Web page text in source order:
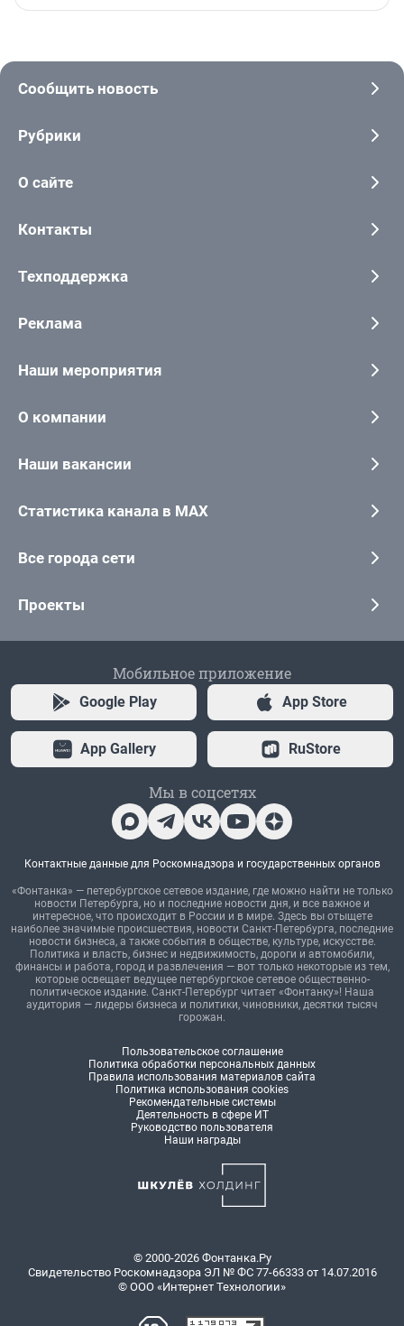
Сообщить новость
Рубрики
О сайте
Контакты
Техподдержка
Реклама
Наши мероприятия
О компании
Наши вакансии
Статистика канала в MAX
Все города сети
Проекты
Мобильное приложение
Google Play App Store
App Gallery RuStore
Мы в соцсетях
Контактные данные для Роскомнадзора и государственных органов
«Фонтанка» — петербургское сетевое издание, где можно найти не только
новости Петербурга, но и последние новости дня, и все важное и
интересное, что происходит в России и в мире. Здесь вы отыщете
наиболее значимые происшествия, новости Санкт-Петербурга, последние
новости бизнеса, а также события в обществе, культуре, искусстве.
Политика и власть, бизнес и недвижимость, дороги и автомобили,
финансы и работа, город и развлечения — вот только некоторые из тем,
которые освещает ведущее петербургское сетевое общественно-
политическое издание. Санкт-Петербург читает «Фонтанку»! Наша
аудитория — лидеры бизнеса и политики, чиновники, десятки тысяч
горожан.
Пользовательское соглашение
Политика обработки персональных данных
Правила использования материалов сайта
Политика использования cookies
Рекомендательные системы
Деятельность в сфере ИТ
Руководство пользователя
Наши награды
© 2000-2026 Фонтанка.Ру
Свидетельство Роскомнадзора ЭЛ № ФС 77-66333 от 14.07.2016
© ООО «Интернет Технологии»